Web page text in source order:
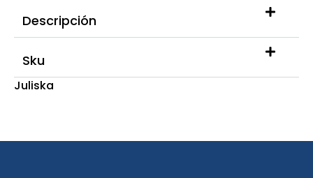
Descripción
Sku
Juliska